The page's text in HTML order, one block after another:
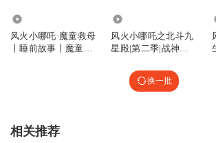
风火小哪吒·魔童救母
丨睡前故事丨魔童闹
风火小哪吒之北斗九
星殿|第二季|战神小
换一批
相关推荐